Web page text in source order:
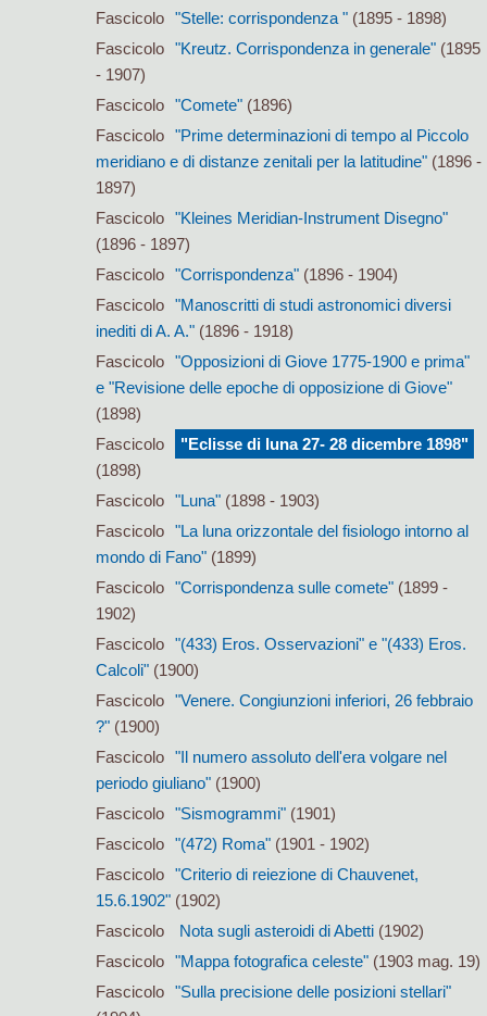
Fascicolo
"Stelle: corrispondenza "(1895 - 1898)
Fascicolo
"Kreutz. Corrispondenza in generale"(1895
- 1907)
Fascicolo
"Comete"(1896)
Fascicolo
"Prime determinazioni di tempo al Piccolo
meridiano e di distanze zenitali per la latitudine"(1896 -
1897)
Fascicolo
"Kleines Meridian-Instrument Disegno"
(1896 - 1897)
Fascicolo
"Corrispondenza"(1896 - 1904)
Fascicolo
"Manoscritti di studi astronomici diversi
inediti di A. A."(1896 - 1918)
Fascicolo
"Opposizioni di Giove 1775-1900 e prima"
e "Revisione delle epoche di opposizione di Giove"
(1898)
Fascicolo
"Eclisse di luna 27- 28 dicembre 1898"
(1898)
Fascicolo
"Luna"(1898 - 1903)
Fascicolo
"La luna orizzontale del fisiologo intorno al
mondo di Fano"(1899)
Fascicolo
"Corrispondenza sulle comete"(1899 -
1902)
Fascicolo
"(433) Eros. Osservazioni" e "(433) Eros.
Calcoli"(1900)
Fascicolo
"Venere. Congiunzioni inferiori, 26 febbraio
?"(1900)
Fascicolo
"Il numero assoluto dell'era volgare nel
periodo giuliano"(1900)
Fascicolo
"Sismogrammi"(1901)
Fascicolo
"(472) Roma"(1901 - 1902)
Fascicolo
"Criterio di reiezione di Chauvenet,
15.6.1902"(1902)
Fascicolo
Nota sugli asteroidi di Abetti(1902)
Fascicolo
"Mappa fotografica celeste"(1903 mag. 19)
Fascicolo
"Sulla precisione delle posizioni stellari"